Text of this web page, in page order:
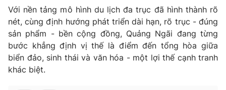
Với nền tảng mô hình du lịch đa trục đã hình thành rõ
nét, cùng định hướng phát triển dài hạn, rõ trục - đúng
sản phẩm - bền cộng đồng, Quảng Ngãi đang từng
bước khẳng định vị thế là điểm đến tổng hòa giữa
biển đảo, sinh thái và văn hóa - một lợi thế cạnh tranh
khác biệt.